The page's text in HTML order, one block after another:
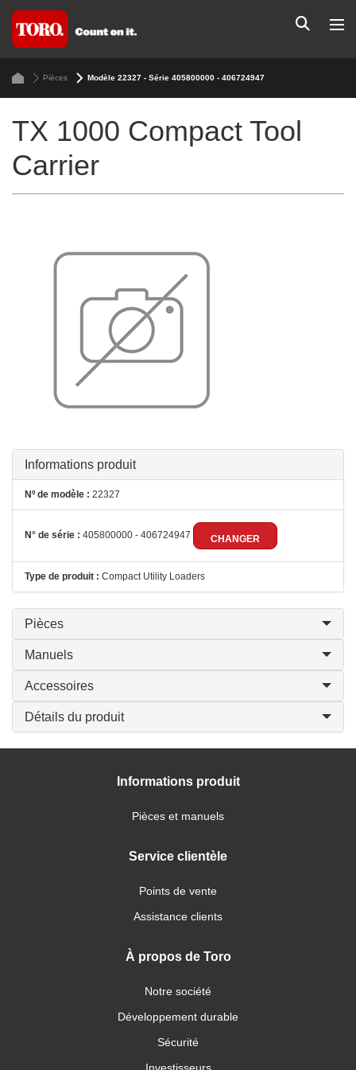
Pièces Modèle 22327 - Série 405800000 - 406724947
TX 1000 Compact Tool
Carrier
Informations produit
Nº de modèle : 22327
N° de série : 405800000 - 406724947 CHANGER
Type de produit : Compact Utility Loaders
Pièces
Manuels
Accessoires
Détails du produit
Informations produit
Pièces et manuels
Service clientèle
Points de vente
Assistance clients
À propos de Toro
Notre société
Développement durable
Sécurité